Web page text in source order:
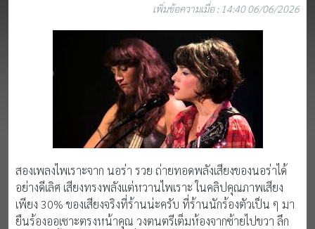
เพิ่มข้อความเมื่อ : 14:40 06/06/2026
สองเพลงไพเราะจาก นอร่า รวย ถ่ายทอดพลังเสียงของนอร่าได้
อย่างดีเลิศ เสียงทรงพลังแต่หวานไพเราะ ในคลิปคุณภาพเสียง
เพียง 30% ของเสียงจริงที่ร้านน่ะครับ ที่ร้านนักร้องตัวเป็น ๆ มา
ยืนร้องออเซาะตรงหน้าคุณ วงตนตรีเต็มห้องจากซ้ายไปขวา ลึก